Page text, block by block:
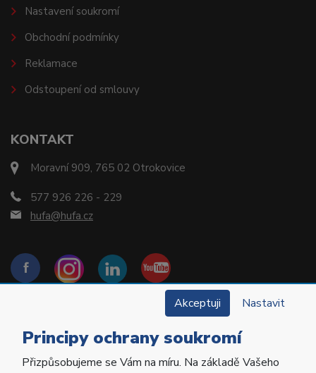
KONTAKT
Moravní 909, 765 02 Otrokovice
577 926 226 - 229
hufa@hufa.cz
Nastavení soukromí
Obchodní podmínky
Reklamace
Odstoupení od smlouvy
Copyright © 2022 Hu-Fa Dental a.s. Všechna práva
Akceptuji Nastavit
Principy ochrany soukromí
Přizpůsobujeme se Vám na míru. Na základě Vašeho